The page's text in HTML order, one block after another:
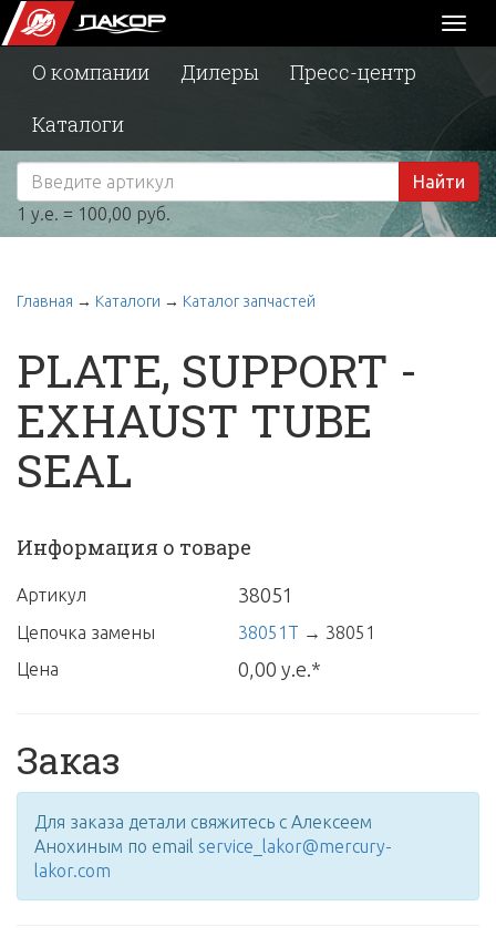
О компании Дилеры
Пресс-центр
Каталоги
Найти
1 у.е. = 100,00 руб.
Главная → Каталоги → Каталог запчастей
PLATE, SUPPORT -
EXHAUST TUBE
SEAL
Информация о товаре
Артикул 38051
Цепочка замены 38051T → 38051
Цена
0,00 у.е.*
Заказ
Для заказа детали свяжитесь с Алексеем
Анохиным по email service_lakor@mercury-
lakor.com